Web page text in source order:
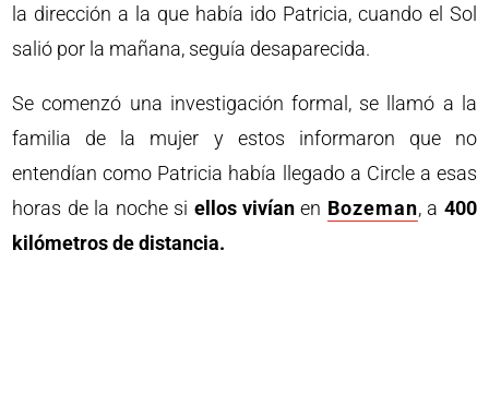
la dirección a la que había ido Patricia, cuando el Sol
salió por la mañana, seguía desaparecida.
Se comenzó una investigación formal, se llamó a la
familia de la mujer y estos informaron que no
entendían como Patricia había llegado a Circle a esas
horas de la noche si ellos vivíanen Bozeman, a 400
kilómetros de distancia.